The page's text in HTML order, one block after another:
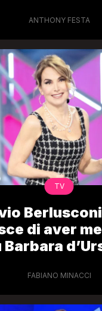
ANTHONY FESTA
TV
Berlusconi
di aver
FABIANO MINACCI